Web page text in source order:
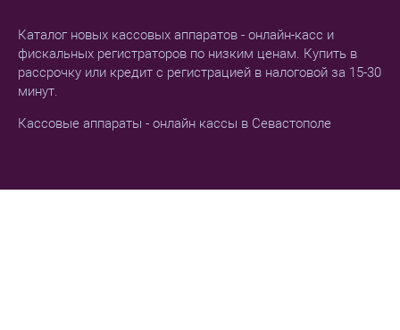
Каталог новых кассовых аппаратов - онлайн-касс и
фискальных регистраторов по низким ценам. Купить в
рассрочку или кредит с регистрацией в налоговой за 15-30
минут.
Кассовые аппараты - онлайн кассы в Севастополе